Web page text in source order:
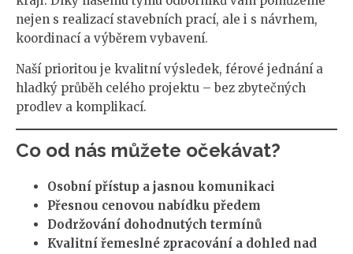
nejen s realizací stavebních prací, ale i s návrhem,
koordinací a výběrem vybavení.
Naší prioritou je kvalitní výsledek, férové jednání a
hladký průběh celého projektu – bez zbytečných
prodlev a komplikací.
Co od nás můžete očekávat?
Osobní přístup a jasnou komunikaci
Přesnou cenovou nabídku předem
Dodržování dohodnutých termínů
Kvalitní řemeslné zpracování a dohled nad